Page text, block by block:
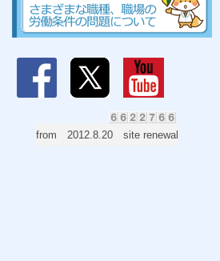
from 2012.8.20 site renewal